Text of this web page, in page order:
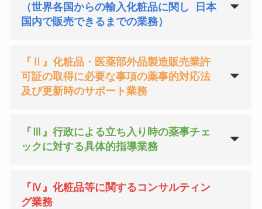
（世界各国からの輸入化粧品に関し 日本
国内で販売できるまでの業務）
『Ⅱ』化粧品・医薬部外品製造販売業許
可証の取得に必要な事項の薬事的対応法
及び更新時のサポート業務
『Ⅲ』行政による立ち入り時の薬事チェ
ックに対する具体的指導業務
『Ⅳ』化粧品等に関するコンサルティン
グ業務